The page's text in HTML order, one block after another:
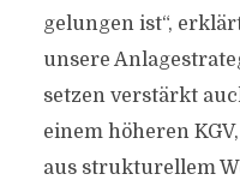
gelungen ist“,
unsere
setzen verstärkt
einem höheren
aus strukturellem